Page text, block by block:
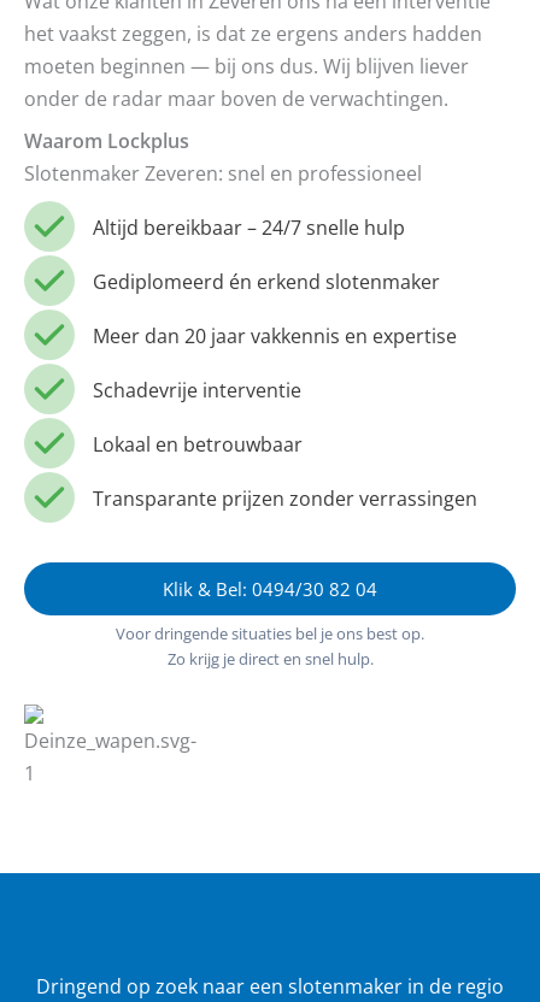
het vaakst zeggen, is dat ze ergens anders hadden
moeten beginnen — bij ons dus. Wij blijven liever
onder de radar maar boven de verwachtingen.
Waarom Lockplus
Slotenmaker Zeveren: snel en professioneel
Altijd bereikbaar – 24/7 snelle hulp
Gediplomeerd én erkend slotenmaker
Meer dan 20 jaar vakkennis en expertise
Schadevrije interventie
Lokaal en betrouwbaar
Transparante prijzen zonder verrassingen
Klik & Bel: 0494/30 82 04
Voor dringende situaties bel je ons best op.
Zo krijg je direct en snel hulp.
Dringend op zoek naar een slotenmaker in de regio